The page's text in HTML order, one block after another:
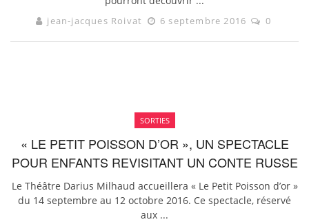
jean-jacques Roivat 6 septembre 2016 0
SORTIES
« LE PETIT POISSON D’OR », UN SPECTACLE
POUR ENFANTS REVISITANT UN CONTE RUSSE
Le Théâtre Darius Milhaud accueillera « Le Petit Poisson d’or »
du 14 septembre au 12 octobre 2016. Ce spectacle, réservé
aux ...